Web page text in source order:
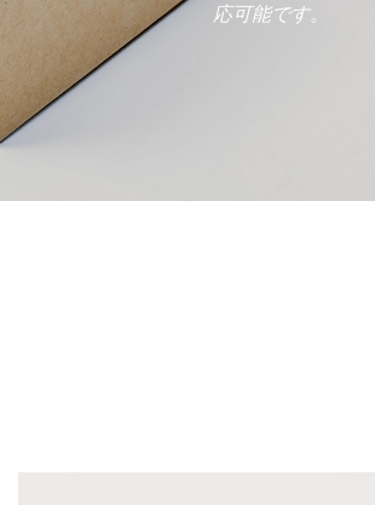
応可能です。